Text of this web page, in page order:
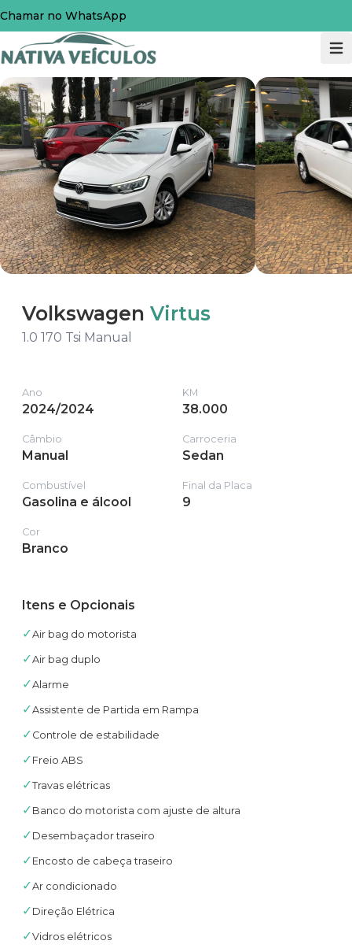
Chamar no WhatsApp
Volkswagen Virtus
1.0 170 Tsi Manual
Ano
2024/2024
KM
38.000
Câmbio
Manual
Carroceria
Sedan
Combustível
Gasolina e álcool
Final da Placa
9
Cor
Branco
Itens e Opcionais
✓Air bag do motorista
✓Air bag duplo
✓Alarme
✓Assistente de Partida em Rampa
✓ Controle de estabilidade
✓ Freio ABS
✓Travas elétricas
✓ Banco do motorista com ajuste de altura
✓ Desembaçador traseiro
✓ Encosto de cabeça traseiro
✓Ar condicionado
✓ Direção Elétrica
✓Vidros elétricos